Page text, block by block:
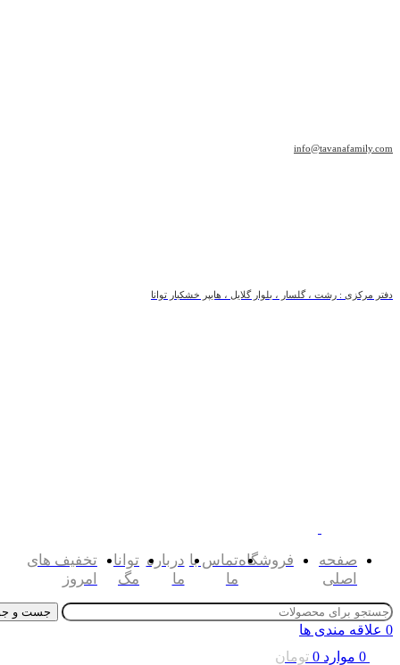
info@tavanafamily.com
دفتر مرکزی : رشت ، گلسار ، بلوار گلایل ، هایپر خشکبار توانا
صفحه
اصلی
فروشگاهتماس با
ما
درباره
ما
توانا
مگ
تخفیف های
امروز
جست و
0 علاقه مندی ها
0 موارد 0 تومان